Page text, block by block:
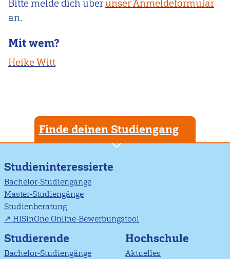
Bitte melde dich überunser Anmeldeformular
an.
Mit wem?
Heike Witt
Finde deinen Studiengang
Studieninteressierte
Bachelor-Studiengänge
Master-Studiengänge
Studienberatung
HISinOne Online-Bewerbungstool
Studierende
Bachelor-Studiengänge
Hochschule
Aktuelles